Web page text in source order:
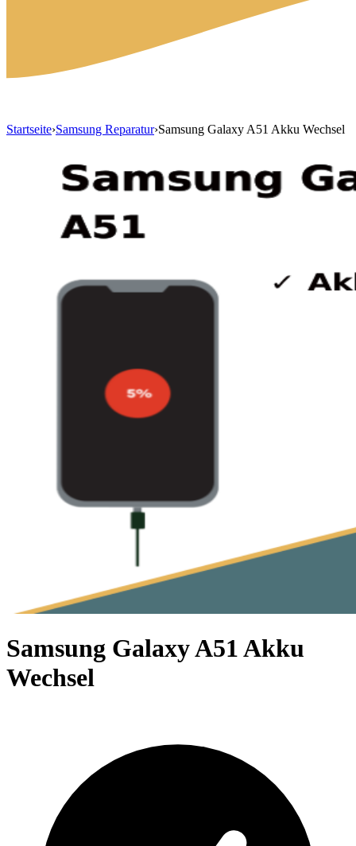
Startseite›Samsung Reparatur›Samsung Galaxy A51 Akku Wechsel
Samsung Galaxy A51 Akku
Wechsel